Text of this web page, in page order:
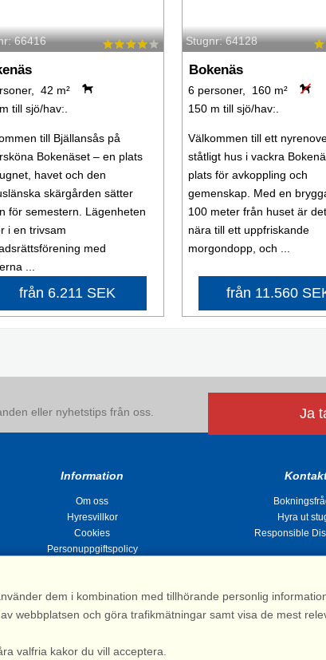
66416
42 m²
till sjö/hav:.
till Bjällansås på
Bokenäset – en plats
havet och den
skärgården sätter
för semestern. Lägenheten
i en trivsam
med
...
från 6.211 SEK
Stugnr: 64128
Bokenäs
6 personer, 160 m²
150 m till sjö/hav:.
Välkommen till ett
ståtligt hus i vackra
plats för avkoppling och
gemenskap. Med en
100 meter från huset är
nära till ett uppfriskande
morgondopp, och ...
från 11.560
eller nyhetstips från oss. Ja
Information
Om oss
Hyresvillkor
Cookies
Personuppgiftspolicy
Hyra ut
Responsible
Stugsommar |Kvarngatan 2, 311 32 Falkenberg |
*) Fullständigt firmanamn, se hyresvillkor
dem i kombination med tillhörande personlig
webbplatsen och göra trafikmätningar samt visa de mest
valfria kakor du vill acceptera.